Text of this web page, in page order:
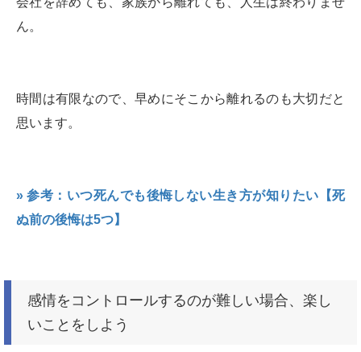
ん。
時間は有限なので、早めにそこから離れるのも大切だと
思います。
» 参考：いつ死んでも後悔しない生き方が知りたい【死
ぬ前の後悔は5つ】
感情をコントロールするのが難しい場合、楽し
いことをしよう